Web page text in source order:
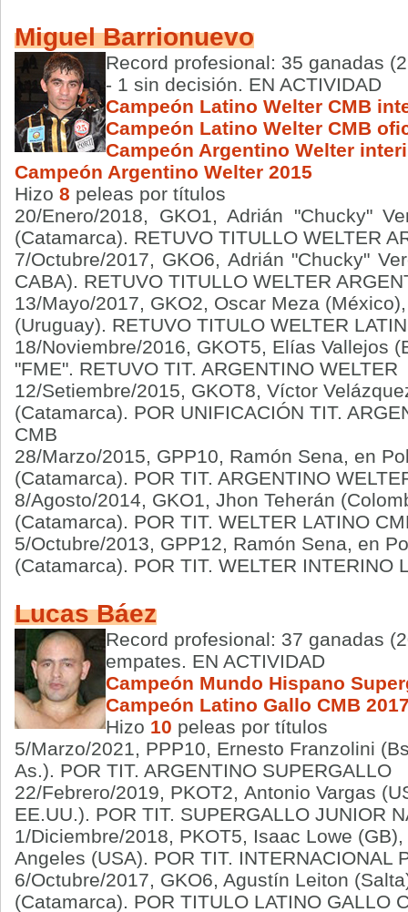
Miguel Barrionuevo
Record profesional: 35 ganadas
- 1 sin decisión. EN ACTIVIDAD
Campeón Latino Welter CMB
Campeón Latino Welter CMB
Campeón Argentino Welter
Campeón Argentino Welter 2015
Hizo 8 peleas por títulos
20/Enero/2018, GKO1, Adrián "Chucky"
(Catamarca). RETUVO TITULLO WELTER
7/Octubre/2017, GKO6, Adrián "Chucky"
CABA). RETUVO TITULLO WELTER
13/Mayo/2017, GKO2, Oscar Meza
(Uruguay). RETUVO TITULO WELTER
18/Noviembre/2016, GKOT5, Elías Vallejos
"FME". RETUVO TIT. ARGENTINO WELTER
12/Setiembre/2015, GKOT8, Víctor
(Catamarca). POR UNIFICACIÓN TIT.
CMB
28/Marzo/2015, GPP10, Ramón Sena, en
(Catamarca). POR TIT. ARGENTINO
8/Agosto/2014, GKO1, Jhon Teherán
(Catamarca). POR TIT. WELTER LATINO
5/Octubre/2013, GPP12, Ramón Sena, en
(Catamarca). POR TIT. WELTER INTERINO
Lucas Báez
Record profesional: 37 ganadas
empates. EN ACTIVIDAD
Campeón Mundo Hispano
Campeón Latino Gallo CMB
Hizo 10 peleas por títulos
5/Marzo/2021, PPP10, Ernesto Franzolini
As.). POR TIT. ARGENTINO SUPERGALLO
22/Febrero/2019, PKOT2, Antonio Vargas
EE.UU.). POR TIT. SUPERGALLO JUNIOR
1/Diciembre/2018, PKOT5, Isaac Lowe
Angeles (USA). POR TIT. INTERNACIONAL
6/Octubre/2017, GKO6, Agustín Leiton
(Catamarca). POR TITULO LATINO GALLO